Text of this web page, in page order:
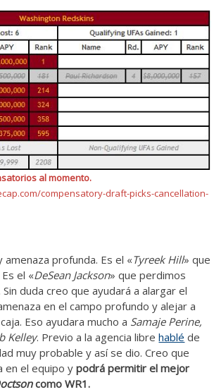
al momento.
compensatory-draft-picks-cancellation-
profunda. Es el «Tyreek Hill» que
Es el «DeSean Jackson» que perdimos
duda creo que ayudará a alargar el
en el campo profundo y alejar a
Eso ayudara mucho a Samaje Perine,
Kelley. Previo a la agencia librehablé de
muy probable y así se dio. Creo que
en el equipo y podrá permitir el mejor
como WR1.